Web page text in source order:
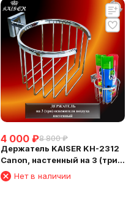
4 000 ₽8 800 ₽
Держатель KAISER KH-2312
Canon, настенный на 3 (три)
освежителя воздуха
Нет в наличии